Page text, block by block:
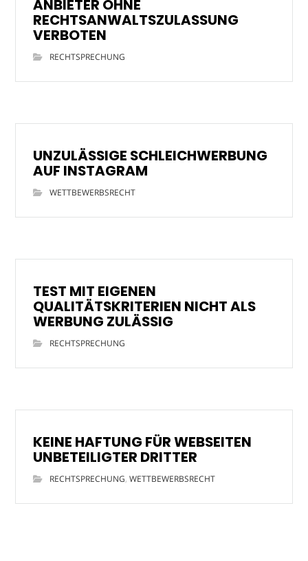
ANBIETER OHNE
RECHTSANWALTSZULASSUNG
VERBOTEN
RECHTSPRECHUNG
UNZULÄSSIGE SCHLEICHWERBUNG
AUF INSTAGRAM
WETTBEWERBSRECHT
TEST MIT EIGENEN
QUALITÄTSKRITERIEN NICHT ALS
WERBUNG ZULÄSSIG
RECHTSPRECHUNG
KEINE HAFTUNG FÜR WEBSEITEN
UNBETEILIGTER DRITTER
RECHTSPRECHUNG,WETTBEWERBSRECHT